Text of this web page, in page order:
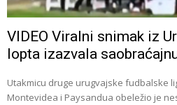
VIDEO Viralni snimak iz
lopta izazvala
Utakmicu druge urugvajske fudbalske
Montevidea i Paysandua obeležio je